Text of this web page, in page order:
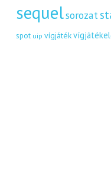
sequelsorozat
spot uip vígjáték